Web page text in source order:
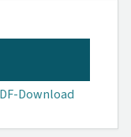
Download